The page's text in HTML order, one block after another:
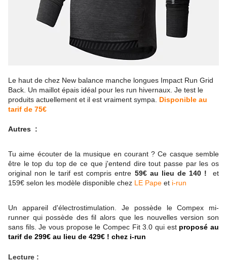
Le haut de chez New balance manche longues Impact Run Grid
Back. Un maillot épais idéal pour les run hivernaux. Je test le
produits actuellement et il est vraiment sympa. Disponible au
tarif de 75€
Autres :
Tu aime écouter de la musique en courant ? Ce casque semble
être le top du top de ce que j'entend dire tout passe par les os
original non le tarif est compris entre 59€ au lieu de 140 ! et
159€ selon les modèle disponible chez LE Pape et i-run
Un appareil d'électrostimulation. Je possède le Compex mi-
runner qui possède des fil alors que les nouvelles version son
sans fils. Je vous propose le Compec Fit 3.0 qui est proposé au
tarif de 299€ au lieu de 429€ ! chez i-run
Lecture :